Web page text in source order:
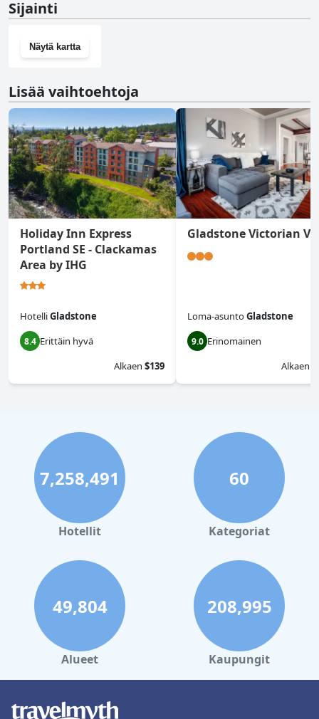
kuntosalia.
Sijainti
Näytä kartta
Lisää vaihtoehtoja
Holiday Inn Express
Portland SE - Clackamas
Area by IHG
HotelliGladstone
8.4 Erittäin hyvä
Alkaen $139
Gladstone Victorian
Loma-asuntoGladstone
9.0 Erinomainen
Alkaen
7,258,491
Hotellit
60
Kategoriat
49,804
Alueet
208,995
Kaupungit